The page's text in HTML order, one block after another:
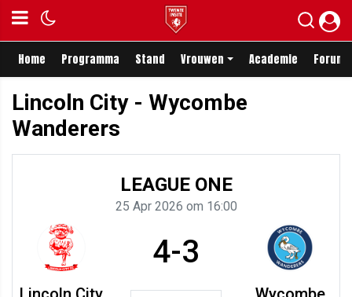
Home Programma Stand Vrouwen Academie Forum
Lincoln City - Wycombe
Wanderers
LEAGUE ONE
25 Apr 2026 om 16:00
4-3